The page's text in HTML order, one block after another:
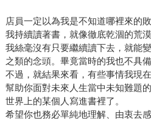
店員一定以為我是不知道哪裡來的敗
我持續讀著書，就像徹底乾涸的荒
我絲毫沒有只要繼續讀下去，就能
之類的念頭。畢竟當時的我也不具
不過，就結果來看，有些事情我現
幫助你面對未來人生當中未知難題
世界上的某個人寫進書裡了。
希望你也務必單純地理解、由衷去